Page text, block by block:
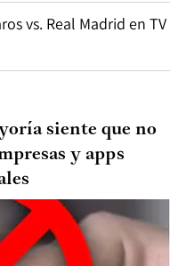
vs. Real Madrid en TV
siente que no
y apps